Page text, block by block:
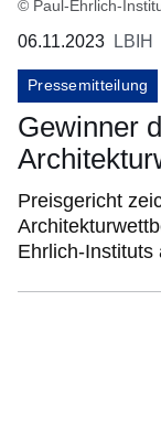
© Paul-Ehrlich-
06.11.2023 LBIH
Pressemitteilung
Gewinner
Preisgericht
Ehrlich-Instituts